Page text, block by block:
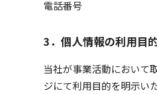
電話番号
3． 個人情報の利用目
当社が事業活動において
ジにて利用目的を明示い